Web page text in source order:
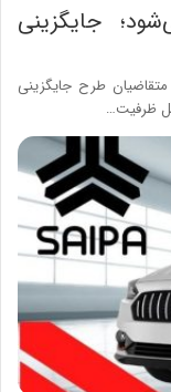
جایگزینی
طرح جایگزینی